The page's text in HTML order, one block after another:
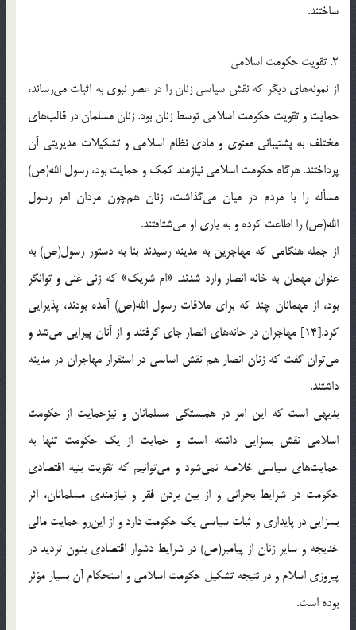
ساختند.
2. تقویت حکومت اسلامی
از نمونه‌های دیگر که نقش سیاسی زنان را در عصر نبوی به اثبات می‌رساند،
حمایت و تقویت حکومت اسلامی توسط زنان بود. زنان مسلمان در قالب‌های
مختلف به پشتیبانی معنوی و مادی نظام اسلامی و تشکیلات مدیریتی آن
پرداختند. هرگاه حکومت اسلامی نیازمند کمک و حمایت بود، رسول الله(ص)
مسأله را با مردم در میان می‌گذاشت، زنان هم‌چون مردان امر رسول
الله(ص) را اطاعت کرده و به یاری او می‌شتافتند.
از جمله هنگامی که مهاجرین به مدینه رسیدند بنا به دستور رسول(ص) به
عنوان مهمان به خانه انصار وارد شدند. «ام شریک» که زنی غنی و توانگر
بود، از مهمانان چند که برای ملاقات رسول الله(ص) آمده بودند، پذیرایی
کرد.[14] مهاجران در خانه‌های انصار جای گرفتند و از آنان پیرایی می‌شد و
می‌توان گفت که زنان انصار هم نقش اساسی در استقرار مهاجران در مدینه
داشتند.
بدیهی است که این امر در همبستگی مسلمانان و نیزحمایت از حکومت
اسلامی نقش بسزایی داشته است و حمایت از یک حکومت تنها به
حمایت‌های سیاسی خلاصه نمی‌شود و می‌توانیم که تقویت بنیه اقتصادی
حکومت در شرایط بحرانی و از بین بردن فقر و نیازمندی مسلمانان، اثر
بسزایی در پایداری و ثبات سیاسی یک حکومت دارد و از این‌رو حمایت مالی
خدیجه و سایر زنان از پیامبر(ص) در شرایط دشوار اقتصادی بدون تردید در
پیروزی اسلام و در نتیجه تشکیل حکومت اسلامی و استحکام آن بسیار مؤثر
بوده است.